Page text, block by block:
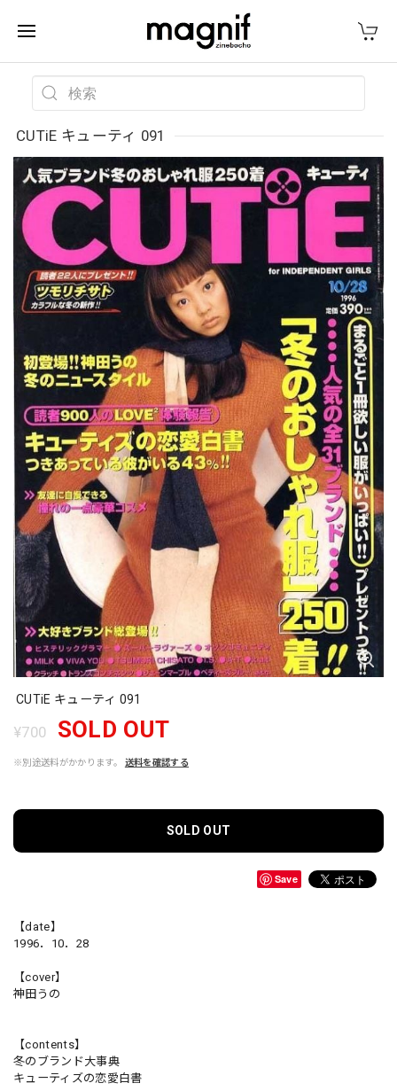
CUTiE キューティ 091
CUTiE キューティ 091
¥700 SOLD OUT
※別途送料がかかります。 送料を確認する
SOLD OUT
Save
【date】
1996．10．28
【cover】
神田うの
【contents】
冬のブランド大事典
キューティズの恋愛白書